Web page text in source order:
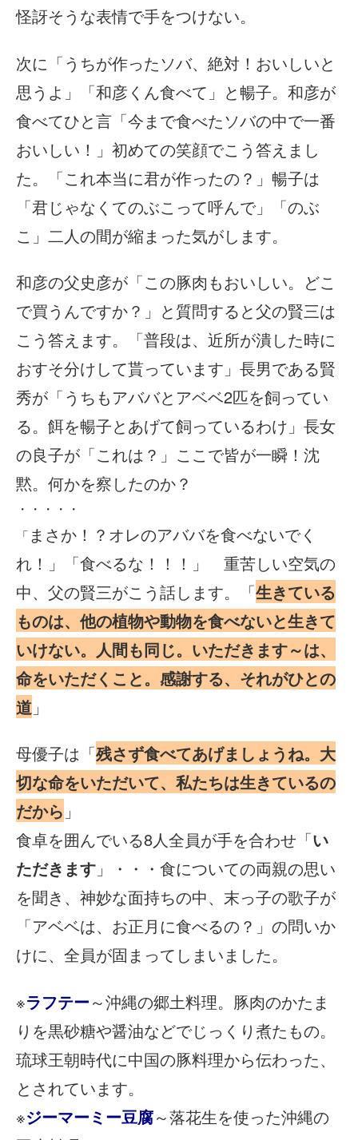
怪訝そうな表情で手をつけない。
次に「うちが作ったソバ、絶対！おいしいと
思うよ」「和彦くん食べて」と暢子。和彦が
食べてひと言「今まで食べたソバの中で一番
おいしい！」初めての笑顔でこう答えまし
た。「これ本当に君が作ったの？」暢子は
「君じゃなくてのぶこって呼んで」「のぶ
こ」二人の間が縮まった気がします。
和彦の父史彦が「この豚肉もおいしい。どこ
で買うんですか？」と質問すると父の賢三は
こう答えます。「普段は、近所が潰した時に
おすそ分けして貰っています」長男である賢
秀が「うちもアババとアベベ2匹を飼ってい
る。餌を暢子とあげて飼っているわけ」長女
の良子が「これは？」ここで皆が一瞬！沈
黙。何かを察したのか？
・・・・・
「まさか！？オレのアババを食べないでく
れ！」「食べるな！！！」 重苦しい空気の
中、父の賢三がこう話します。「生きている
ものは、他の植物や動物を食べないと生きて
いけない。人間も同じ。いただきます～は、
命をいただくこと。感謝する、それがひとの
道 」
母優子は「残さず食べてあげましょうね。大
切な命をいただいて、私たちは生きているの
だから 」
食卓を囲んでいる8人全員が手を合わせ「い
ただきます 」・・・食についての両親の思い
を聞き、神妙な面持ちの中、末っ子の歌子が
「アベベは、お正月に食べるの？」の問いか
けに、全員が固まってしまいました。
※ラフテー～沖縄の郷土料理。豚肉のかたま
りを黒砂糖や醤油などでじっくり煮たもの。
琉球王朝時代に中国の豚料理から伝わった、
とされています。
※ジーマーミー豆腐～落花生を使った沖縄の